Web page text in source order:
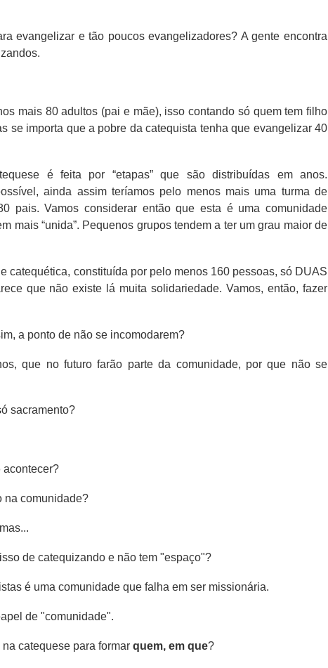
evangelizar e tão poucos evangelizadores? A gente encontra
mais 80 adultos (pai e mãe), isso contando só quem tem filho
se importa que a pobre da catequista tenha que evangelizar 40
é feita por “etapas” que são distribuídas em anos.
ainda assim teríamos pelo menos mais uma turma de
pais. Vamos considerar então que esta é uma comunidade
mais “unida”. Pequenos grupos tendem a ter um grau maior de
catequética, constituída por pelo menos 160 pessoas, só DUAS
que não existe lá muita solidariedade. Vamos, então, fazer
a ponto de não se incomodarem?
que no futuro farão parte da comunidade, por que não se
sacramento?
acontecer?
na comunidade?
de catequizando e não tem "espaço"?
é uma comunidade que falha em ser missionária.
de "comunidade".
catequese para formar quem, em que?